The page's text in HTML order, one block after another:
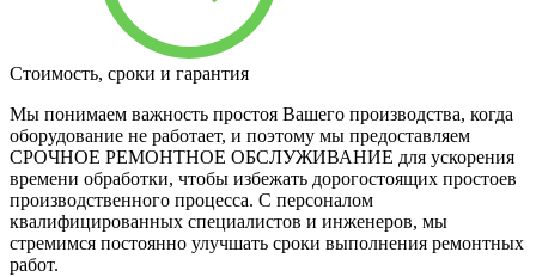
Стоимость, сроки и гарантия
Мы понимаем важность простоя Вашего производства, когда
оборудование не работает, и поэтому мы предоставляем
СРОЧНОЕ РЕМОНТНОЕ ОБСЛУЖИВАНИЕ для ускорения
времени обработки, чтобы избежать дорогостоящих простоев
производственного процесса. С персоналом
квалифицированных специалистов и инженеров, мы
стремимся постоянно улучшать сроки выполнения ремонтных
работ.